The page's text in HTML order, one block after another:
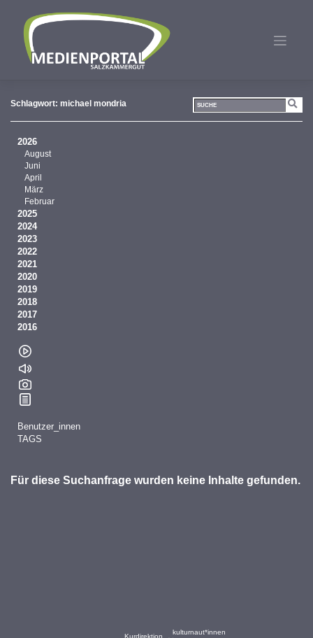
springen
Schlagwort: michael mondria
Für diese Suchanfrage wurden keine Inhalte gefunden.
Kurdirektion
kulturnaut*innen
2026
August
Juni
April
März
Februar
2025
2024
2023
2022
2021
2020
2019
2018
2017
2016
Benutzer_innen
TAGS